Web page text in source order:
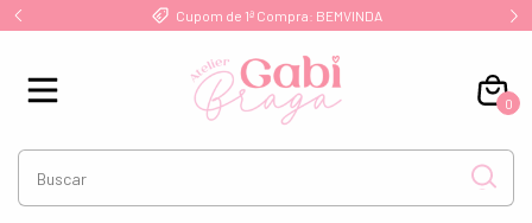
Frete Grátis a partir de R$ 249 para Sul/Sudeste
0